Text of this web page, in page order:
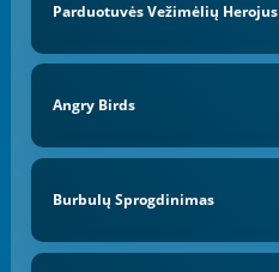
Parduotuvės Vežimėlių Herojus
Angry Birds
Burbulų Sprogdinimas